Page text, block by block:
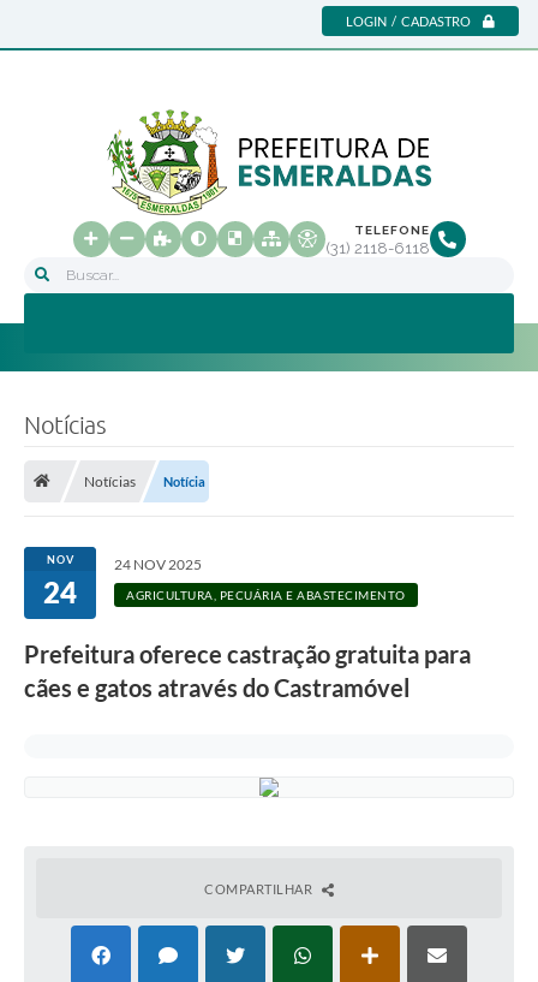
LOGIN / CADASTRO
Buscar...
TELEFONE
(31) 2118-6118
Notícias
Notícias Notícia
NOV
24
24 NOV 2025
AGRICULTURA, PECUÁRIA E ABASTECIMENTO
Prefeitura oferece castração gratuita para
cães e gatos através do Castramóvel
COMPARTILHAR